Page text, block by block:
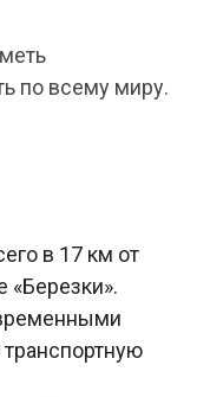
по всему миру.
в 17 км от